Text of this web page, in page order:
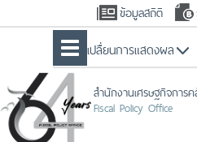
ข้อมูลสถิติ
เปลื่ยนการแสดงผล
สำนักงานเศรษฐกิจการ
Fiscal Policy Office